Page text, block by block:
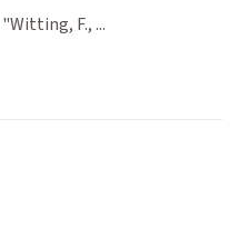
F., ...